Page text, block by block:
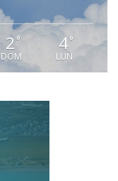
2 °
DOM
4°
LUN